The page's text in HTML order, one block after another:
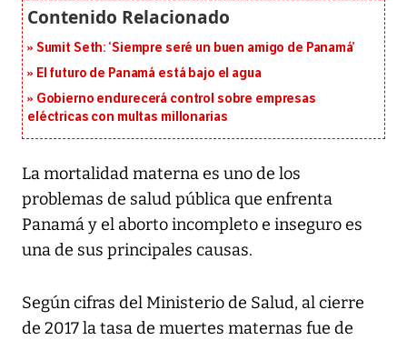
Sumit Seth: ‘Siempre seré un buen amigo de Panamá’
El futuro de Panamá está bajo el agua
Gobierno endurecerá control sobre empresas
eléctricas con multas millonarias
La mortalidad materna es uno de los
problemas de salud pública que enfrenta
Panamá y el aborto incompleto e inseguro es
una de sus principales causas.
Según cifras del Ministerio de Salud, al cierre
de 2017 la tasa de muertes maternas fue de